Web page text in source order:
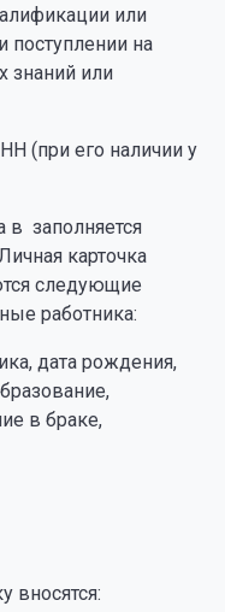
или
поступлении на
знаний или
(при его наличии у
в заполняется
карточка
следующие
работника:
дата рождения,
в браке,
вносятся: